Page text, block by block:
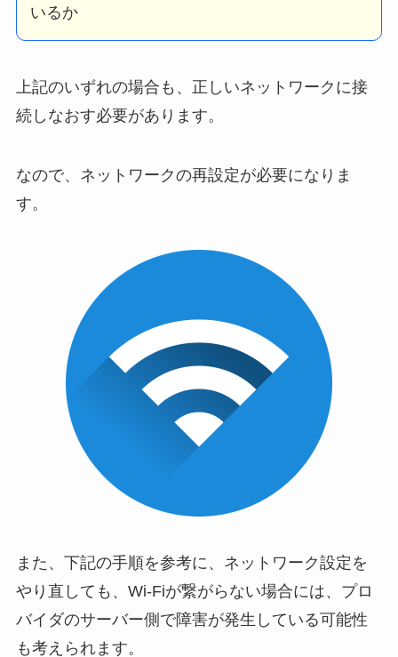
いるか
上記のいずれの場合も、正しいネットワークに接
続しなおす必要があります。
なので、ネットワークの再設定が必要になりま
す。
また、下記の手順を参考に、ネットワーク設定を
やり直しても、Wi-Fiが繋がらない場合には、プロ
バイダのサーバー側で障害が発生している可能性
も考えられます。